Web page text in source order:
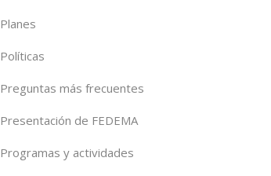
Planes
Políticas
Preguntas más frecuentes
Presentación de FEDEMA
Programas y actividades